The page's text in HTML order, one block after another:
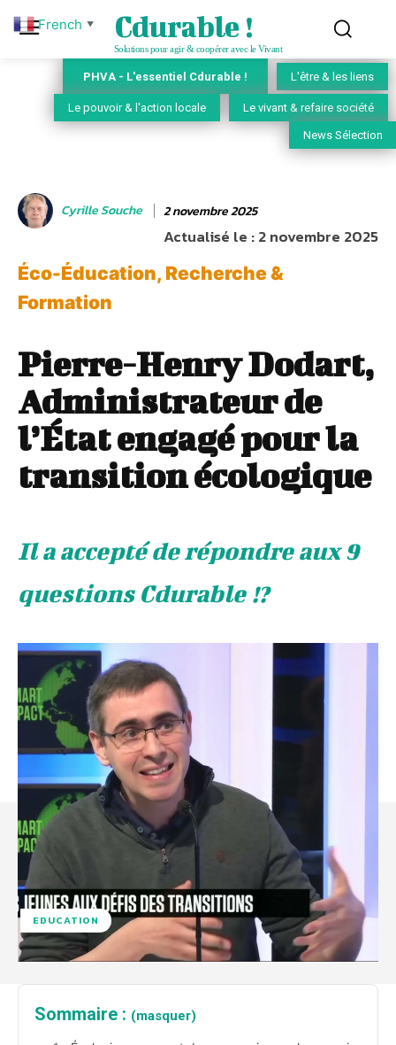
Cdurable !
Solutions pour agir & coopérer avec le Vivant
PHVA - L'essentiel Cdurable ! L'être & les liens
Le pouvoir & l'action locale Le vivant & refaire société
News Sélection
Cyrille Souche 2 novembre 2025
Actualisé le :2 novembre 2025
Éco-Éducation, Recherche &
Formation
Pierre-Henry Dodart,
Administrateur de
l’État engagé pour la
transition écologique
Il a accepté de répondre aux 9
questions Cdurable !?
EDUCATION
Sommaire : (masquer)
French ▼